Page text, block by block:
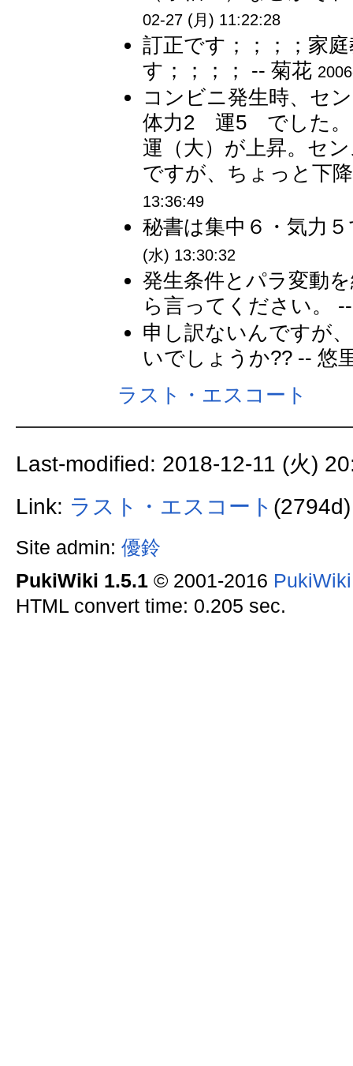
02-27 (月) 11:22:28
訂正です；；；；家
す；；；； -- 菊花
コンビニ発生時、
体力2 運5 でした。
運（大）が上昇。セ
ですが、ちょっと下
13:36:49
秘書は集中６・気力
(水) 13:30:32
発生条件とパラ変動
ら言ってください。
申し訳ないんですが
いでしょうか?? -- 悠
ラスト・エスコート
Last-modified: 2018-12-11 (火)
Link: ラスト・エスコート (2794d)
Site admin: 優鈴
PukiWiki 1.5.1© 2001-2016
HTML convert time: 0.205 sec.